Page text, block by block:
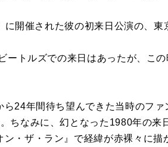
に開催された彼の初来日公演の、東
ートルズでの来日はあったが、こ
24年間待ち望んできた当時のフ
ちなみに、幻となった1980年の
・ザ・ラン』で経緯が赤裸々に描